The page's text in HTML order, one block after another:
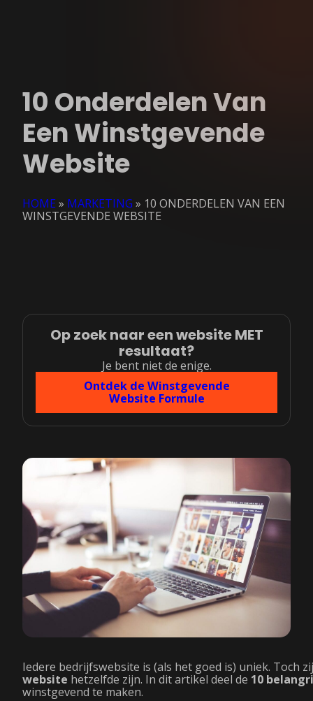
10 Onderdelen Van
Een Winstgevende
Website
HOME» MARKETING » 10 ONDERDELEN VAN EEN
WINSTGEVENDE WEBSITE
Iedere bedrijfswebsite is (als het goed is) uniek. Toch
website hetzelfde zijn. In dit artikel deel de 10
winstgevend te maken.
Op zoek naar een website MET
resultaat?
Je bent niet de enige.
Ontdek de Winstgevende
Website Formule